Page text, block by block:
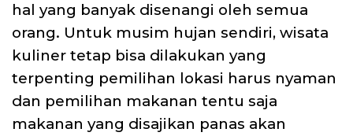
hal yang banyak disenangi oleh semua
orang. Untuk musim hujan sendiri, wisata
kuliner tetap bisa dilakukan yang
terpenting pemilihan lokasi harus nyaman
dan pemilihan makanan tentu saja
makanan yang disajikan panas akan